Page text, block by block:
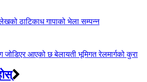
ठाटिकाध गापाको भेला सम्पन्न
आएको छ बेलायती भूमिगत रेलमार्गको कुरा